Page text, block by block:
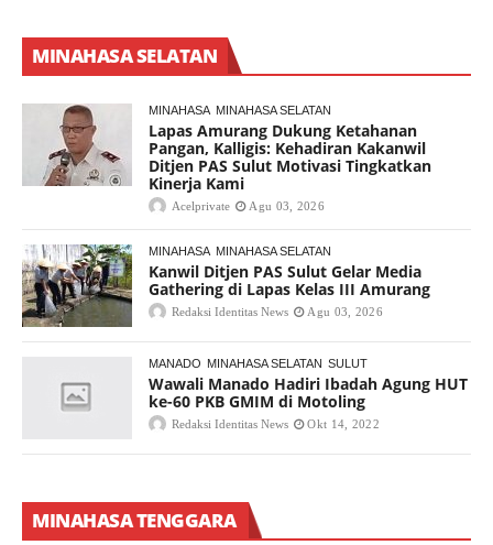
MINAHASA SELATAN
MINAHASA MINAHASA SELATAN
Lapas Amurang Dukung Ketahanan
Pangan, Kalligis: Kehadiran Kakanwil
Ditjen PAS Sulut Motivasi Tingkatkan
Kinerja Kami
Acelprivate Agu 03, 2026
MINAHASA MINAHASA SELATAN
Kanwil Ditjen PAS Sulut Gelar Media
Gathering di Lapas Kelas III Amurang
Redaksi Identitas News Agu 03, 2026
MANADO MINAHASA SELATAN SULUT
Wawali Manado Hadiri Ibadah Agung HUT
ke-60 PKB GMIM di Motoling
Redaksi Identitas News Okt 14, 2022
MINAHASA TENGGARA